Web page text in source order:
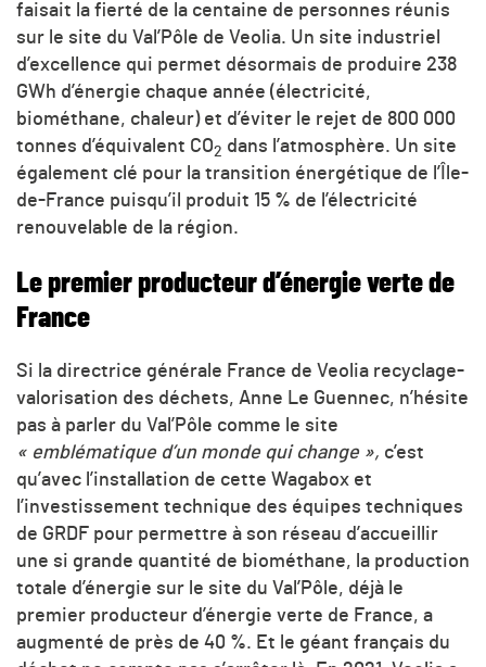
faisait la fierté de la centaine de personnes réunis
sur le site du Val’Pôle de Veolia. Un site industriel
d’excellence qui permet désormais de produire 238
GWh d’énergie chaque année (électricité,
biométhane, chaleur) et d’éviter le rejet de 800 000
tonnes d’équivalent CO2 dans l’atmosphère. Un site
également clé pour la transition énergétique de l’Île-
de-France puisqu’il produit 15 % de l’électricité
renouvelable de la région.
Le premier producteur d’énergie verte de
France
Si la directrice générale France de Veolia recyclage-
valorisation des déchets, Anne Le Guennec, n’hésite
pas à parler du Val’Pôle comme le site
« emblématique d’un monde qui change », c’est
qu’avec l’installation de cette Wagabox et
l’investissement technique des équipes techniques
de GRDF pour permettre à son réseau d’accueillir
une si grande quantité de biométhane, la production
totale d’énergie sur le site du Val’Pôle, déjà le
premier producteur d’énergie verte de France, a
augmenté de près de 40 %. Et le géant français du